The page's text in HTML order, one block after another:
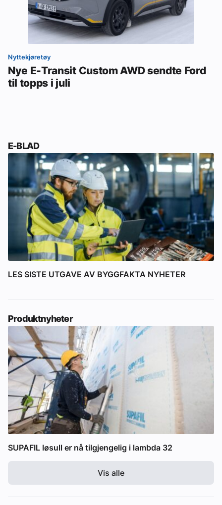
Nyttekjøretøy
Nye E-Transit Custom AWD sendte Ford
til topps i juli
E-BLAD
LES SISTE UTGAVE AV BYGGFAKTA NYHETER
Produktnyheter
SUPAFIL løsull er nå tilgjengelig i lambda 32
Vis alle